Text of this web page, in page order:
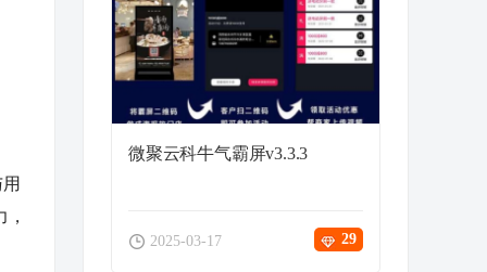
微聚云科牛气霸屏v3.3.3
2025-03-17 29